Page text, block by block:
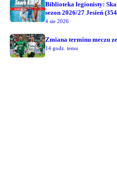
Biblioteka legionisty:
sezon 2026/27 Jesień
4 sie 2026
Zmiana terminu meczu
14 godz. temu